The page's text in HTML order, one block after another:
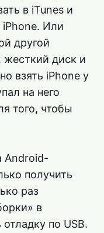
в iTunes и
iPhone. Или
другой
жесткий диск и
взять iPhone у
на него
того, чтобы
Android-
получить
раз
в
по USB.